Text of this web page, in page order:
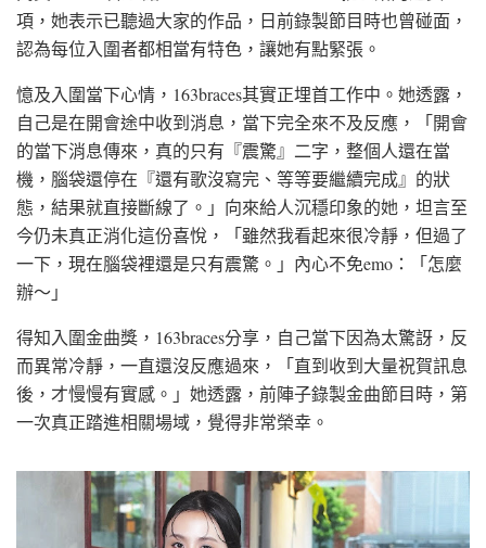
項，她表示已聽過大家的作品，日前錄製節目時也曾碰面，
認為每位入圍者都相當有特色，讓她有點緊張。
憶及入圍當下心情，163braces其實正埋首工作中。她透露，
自己是在開會途中收到消息，當下完全來不及反應，「開會
的當下消息傳來，真的只有『震驚』二字，整個人還在當
機，腦袋還停在『還有歌沒寫完、等等要繼續完成』的狀
態，結果就直接斷線了。」向來給人沉穩印象的她，坦言至
今仍未真正消化這份喜悅，「雖然我看起來很冷靜，但過了
一下，現在腦袋裡還是只有震驚。」內心不免emo：「怎麼
辦～」
得知入圍金曲獎，163braces分享，自己當下因為太驚訝，反
而異常冷靜，一直還沒反應過來，「直到收到大量祝賀訊息
後，才慢慢有實感。」她透露，前陣子錄製金曲節目時，第
一次真正踏進相關場域，覺得非常榮幸。